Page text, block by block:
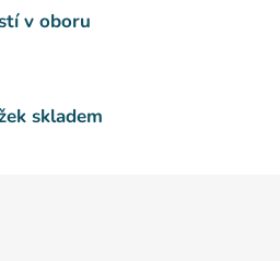
v
ý
v oboru
skladem